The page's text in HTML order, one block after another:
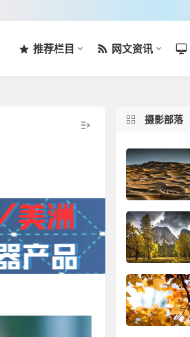
推荐栏目 网文资讯
摄影部落